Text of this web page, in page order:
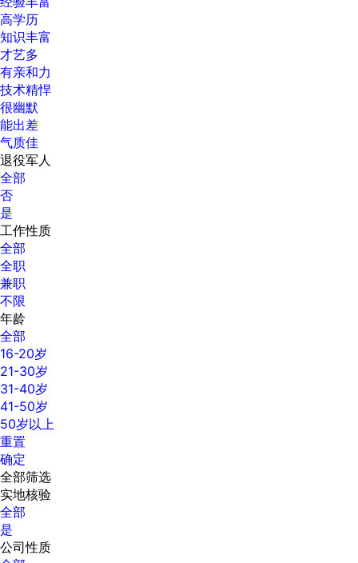
高学历
知识丰富
才艺多
有亲和力
技术精悍
很幽默
能出差
气质佳
退役军人
全部
否
是
工作性质
全部
全职
兼职
不限
年龄
全部
16-20岁
21-30岁
31-40岁
41-50岁
50岁以上
重置
确定
全部筛选
实地核验
全部
是
公司性质